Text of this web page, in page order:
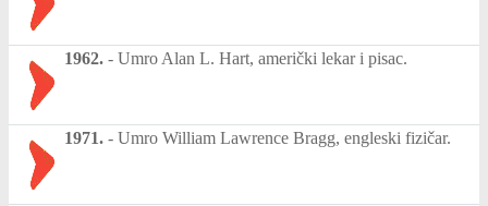
1962. - Umro Alan L. Hart, američki lekar i pisac.
1971. - Umro William Lawrence Bragg, engleski fizičar.